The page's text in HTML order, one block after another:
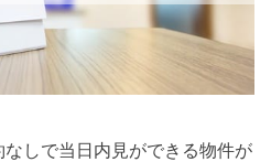
しで当日内見ができる物件が